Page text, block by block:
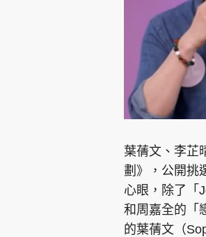
集團旗下品
東周刊
Oh!爸媽
關於我們 聯絡
葉蒨文、李芷
劃》，公開挑
心眼，除了「
和周嘉全的「
的葉蒨文（